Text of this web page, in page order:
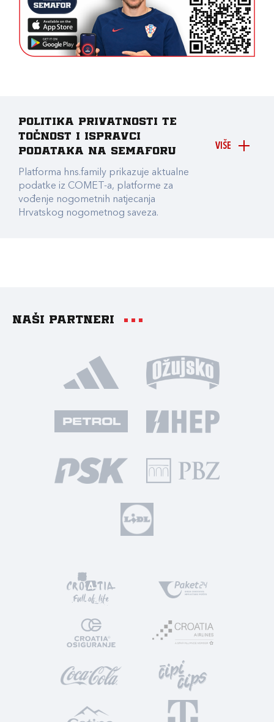
VIŠE
Politika privatnosti te
točnost i ispravci
podataka na Semaforu
Platforma hns.family prikazuje aktualne
podatke iz COMET-a, platforme za
vođenje nogometnih natjecanja
Hrvatskog nogometnog saveza.
Naši partneri